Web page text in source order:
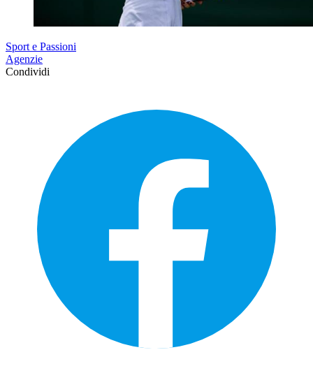
Sport e Passioni
Agenzie
Condividi